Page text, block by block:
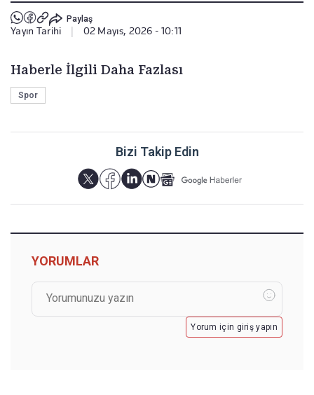
Paylaş
Yayın Tarihi 02 Mayıs, 2026 - 10:11
Haberle İlgili Daha Fazlası
Spor
Bizi Takip Edin
YORUMLAR
Yorum için giriş yapın